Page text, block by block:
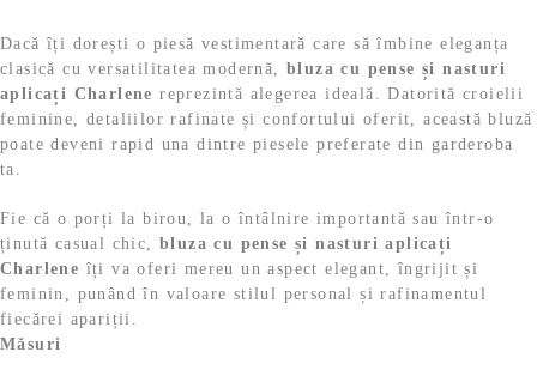
Dacă îți dorești o piesă vestimentară care să îmbine eleganța
clasică cu versatilitatea modernă, bluza cu pense și nasturi
aplicați Charlene reprezintă alegerea ideală. Datorită croielii
feminine, detaliilor rafinate și confortului oferit, această bluză
poate deveni rapid una dintre piesele preferate din garderoba
ta.
Fie că o porți la birou, la o întâlnire importantă sau într-o
ținută casual chic,bluza cu pense și nasturi aplicați
Charlene îți va oferi mereu un aspect elegant, îngrijit și
feminin, punând în valoare stilul personal și rafinamentul
fiecărei apariții.
Măsuri